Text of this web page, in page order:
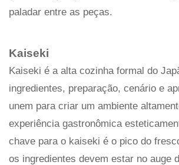
paladar entre as peças.
Kaiseki
Kaiseki é a alta cozinha formal do
ingredientes, preparação, cenário e
unem para criar um ambiente
experiência gastronômica
chave para o kaiseki é o pico do
os ingredientes devem estar no auge